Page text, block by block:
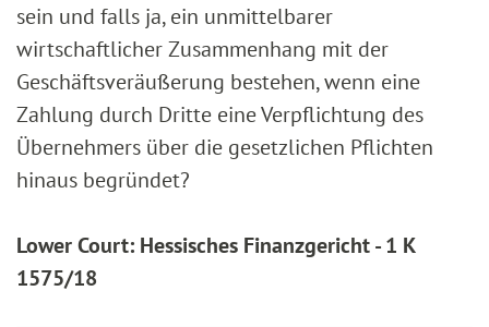
sein und falls ja, ein unmittelbarer
wirtschaftlicher Zusammenhang mit der
Geschäftsveräußerung bestehen, wenn eine
Zahlung durch Dritte eine Verpflichtung des
Übernehmers über die gesetzlichen Pflichten
hinaus begründet?
Lower Court: Hessisches Finanzgericht - 1 K
1575/18